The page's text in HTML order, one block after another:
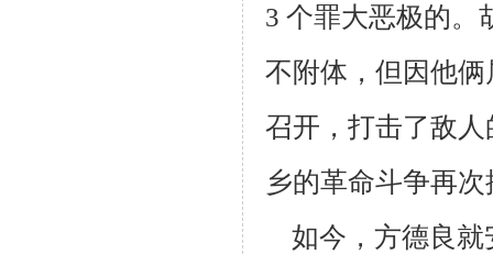
3 个罪大恶极的。
不附体， 但因他
召开，打击了敌
乡的革命斗争再
如今，方德良就